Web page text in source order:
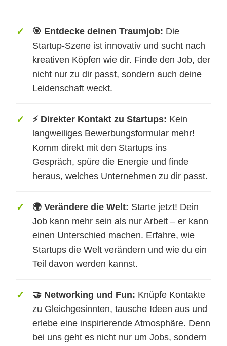
🎯 Entdecke deinen Traumjob: Die
Startup-Szene ist innovativ und sucht nach
kreativen Köpfen wie dir. Finde den Job, der
nicht nur zu dir passt, sondern auch deine
Leidenschaft weckt.
⚡ Direkter Kontakt zu Startups: Kein
langweiliges Bewerbungsformular mehr!
Komm direkt mit den Startups ins
Gespräch, spüre die Energie und finde
heraus, welches Unternehmen zu dir passt.
🌍 Verändere die Welt: Starte jetzt! Dein
Job kann mehr sein als nur Arbeit – er kann
einen Unterschied machen. Erfahre, wie
Startups die Welt verändern und wie du ein
Teil davon werden kannst.
🤝 Networking und Fun: Knüpfe Kontakte
zu Gleichgesinnten, tausche Ideen aus und
erlebe eine inspirierende Atmosphäre. Denn
bei uns geht es nicht nur um Jobs, sondern